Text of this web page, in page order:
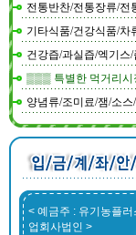
전통반찬/전통장류/전
기타식품/건강식품/차
건강즙/과실즙/엑기스/
▒▒▒ 특별한 먹거리
양념류/조미료/잼/소스
< 예금주 : 유기농플러
업회사법인 >